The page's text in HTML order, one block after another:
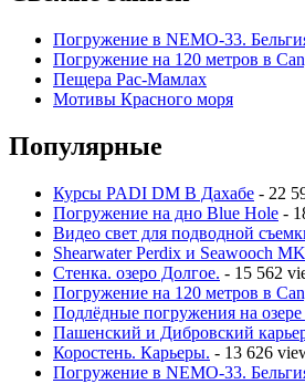
Погружение в NEMO-33.
Погружение на 120 метров в
Пещера Рас-Мамлах
Мотивы Красного моря
Популярные
Курсы PADI DM В Дахабе - 22
Погружение на дно Blue Hole -
Видео свет для подводной
Shearwater Perdix и Seawooch
Стенка. озеро Долгое. - 15 562
Погружение на 120 метров в
Подлёдные погружения на озере
Пашенский и Дибровский
Коростень. Карьеры. - 13 626
Погружение в NEMO-33.